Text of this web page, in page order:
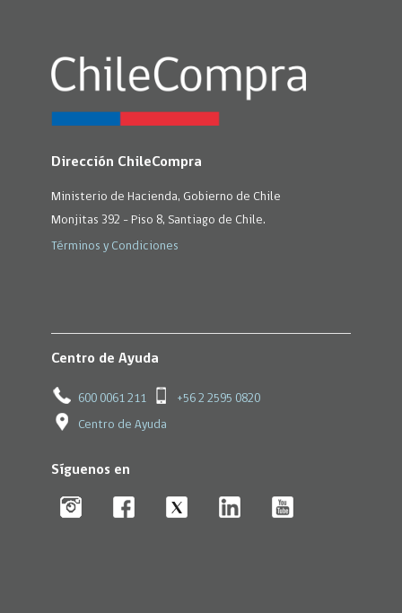
Dirección ChileCompra
Ministerio de Hacienda, Gobierno de Chile
Monjitas 392 - Piso 8, Santiago de Chile.
Términos y Condiciones
Centro de Ayuda
600 0061 211 +56 2 2595 0820
Centro de Ayuda
Síguenos en